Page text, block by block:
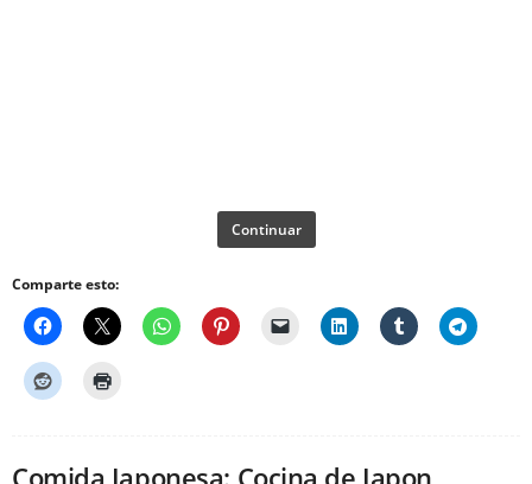
Continuar
Comparte esto:
Comida Japonesa: Cocina de Japon